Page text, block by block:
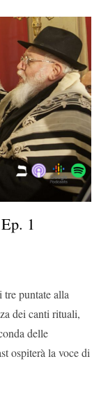
1
tre puntate alla
dei canti rituali,
delle
ospiterà la voce di